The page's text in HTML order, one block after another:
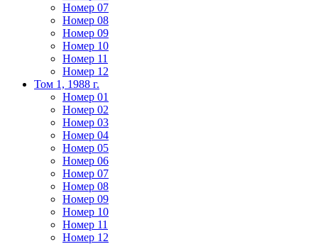
Номер 07
Номер 08
Номер 09
Номер 10
Номер 11
Номер 12
Том 1, 1988 г.
Номер 01
Номер 02
Номер 03
Номер 04
Номер 05
Номер 06
Номер 07
Номер 08
Номер 09
Номер 10
Номер 11
Номер 12